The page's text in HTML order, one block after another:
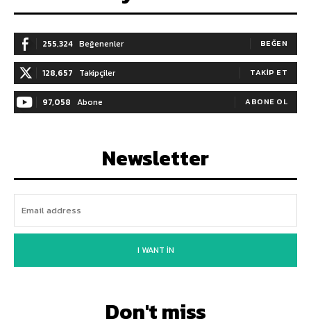
255,324 Beğenenler BEĞEN
128,657 Takipçiler TAKIP ET
97,058 Abone ABONE OL
Newsletter
I WANT IN
Don't miss